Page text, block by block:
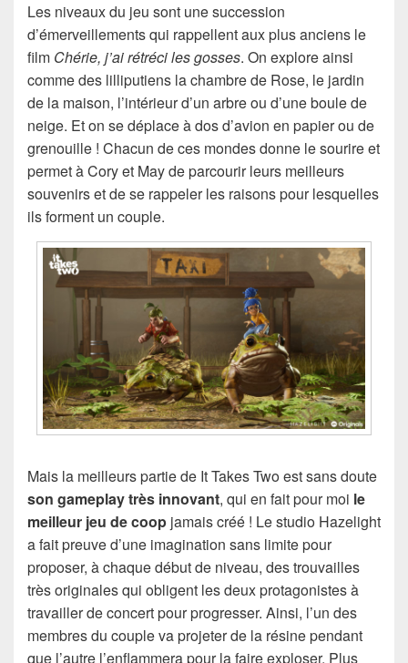
Les niveaux du jeu sont une succession
d’émerveillements qui rappellent aux plus anciens le
film Chérie, j’ai rétréci les gosses. On explore ainsi
comme des lilliputiens la chambre de Rose, le jardin
de la maison, l’intérieur d’un arbre ou d’une boule de
neige. Et on se déplace à dos d’avion en papier ou de
grenouille ! Chacun de ces mondes donne le sourire et
permet à Cory et May de parcourir leurs meilleurs
souvenirs et de se rappeler les raisons pour lesquelles
ils forment un couple.
Mais la meilleurs partie de It Takes Two est sans doute
son gameplay très innovant, qui en fait pour moi le
meilleur jeu de coop jamais créé ! Le studio Hazelight
a fait preuve d’une imagination sans limite pour
proposer, à chaque début de niveau, des trouvailles
très originales qui obligent les deux protagonistes à
travailler de concert pour progresser. Ainsi, l’un des
membres du couple va projeter de la résine pendant
que l’autre l’enflammera pour la faire exploser. Plus